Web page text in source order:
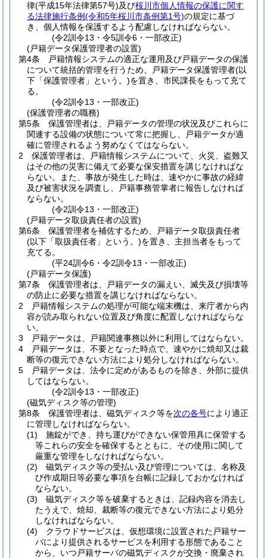
律(平成15年法律第57号)及び桜川市個人情報の保護に関す
る法律施行条例(令和5年桜川市条例第1号)の規定に基づ
き、個人情報を保護するよう配慮しなければならない。
(令2訓令13・令5訓令6・一部改正)
(戸籍データ保護管理者の設置)
第4条
戸籍情報システムの適正な運用及び戸籍データの保護
について統括的管理を行うため、戸籍データ保護管理者(以
下「保護管理者」という。)を置き、市民課長をもって充て
る。
(令2訓令13・一部改正)
(保護管理者の職務)
第5条
保護管理者は、戸籍データの管理の状況及びこれらに
関連する設備の状態について常に把握し、戸籍データが適
確に管理されるよう努めなくてはならない。
2
保護管理者は、戸籍情報システムについて、火災、盗難又
はその他の災害に備えて必要な保安措置を講じなければな
らない。
また、事故が発生した時は、速やかに事故の経緯
及び被害状況を調査し、戸籍事務管掌者に報告しなければ
ならない。
(令2訓令13・一部改正)
(戸籍データ取扱責任者の設置)
第6条
保護管理者を補佐するため、戸籍データ取扱責任者
(以下「取扱責任者」という。)を置き、主担当者をもって
充てる。
(平24訓令6・令2訓令13・一部改正)
(戸籍データ保護)
第7条
保護管理者は、戸籍データの漏えい、滅失及び損壊等
の防止に必要な措置を講じなければならない。
2
戸籍情報システムの処理が可能な端末機は、来庁者から内
容が読み取られない位置及び角度に配置しなければならな
い。
3
戸籍データは、戸籍関連事務以外に利用してはならない。
4
戸籍データは、不要となった時点で、速やかに焼却又は裁
断等の復元できない方法により処分しなければならない。
5
戸籍データは、法令に定めがあるものを除き、外部に提供
してはならない。
(令2訓令13・一部改正)
(磁気ディスク等の管理)
第8条
保護管理者は、磁気ディスク等を次の各号により適正
に管理しなければならない。
(1)
施錠ができ、持ち運びができない保管用具に保管する
等これらの安全を確保するとともに、その使用に関して
厳重な管理をしなければならない。
(2)
磁気ディスク等の受払い及び管理については、名称及
び作成期日等必要な事項を台帳に記録しておかなければ
ならない。
(3)
磁気ディスク等を破棄するときは、記録内容を消去し
たうえで、焼却、裁断等の復元できない方法により処分
しなければならない。
(4)
クラウドサービスは、仮想環境に設置された戸籍サー
バにより提供されるサービスを利用する形態であること
から、いつ戸籍サーバの磁気ディスクが交換・廃棄され